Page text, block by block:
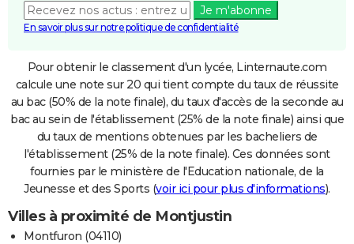
Je m'abonne
En savoir plus sur notre politique de confidentialité
Pour obtenir le classement d'un lycée, Linternaute.com
calcule une note sur 20 qui tient compte du taux de réussite
au bac (50% de la note finale), du taux d'accès de la seconde au
bac au sein de l'établissement (25% de la note finale) ainsi que
du taux de mentions obtenues par les bacheliers de
l'établissement (25% de la note finale). Ces données sont
fournies par le ministère de l'Education nationale, de la
Jeunesse et des Sports (voir ici pour plus d'informations).
Villes à proximité de Montjustin
Montfuron (04110)